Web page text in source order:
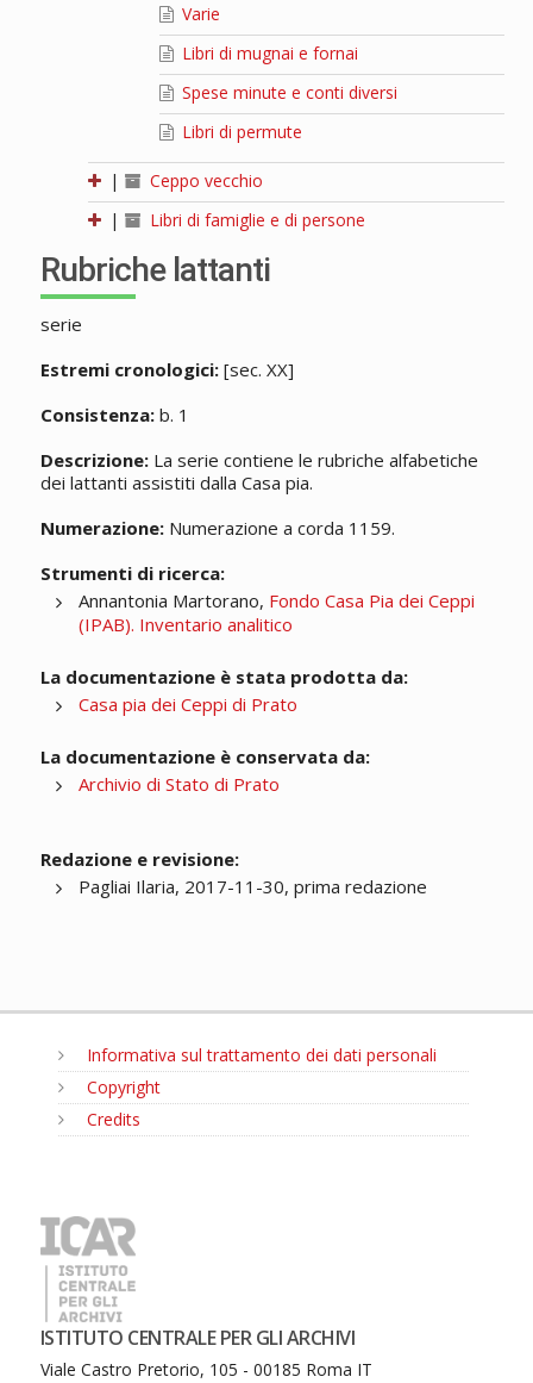
Varie
Libri di mugnai e fornai
Spese minute e conti diversi
Libri di permute
|
Ceppo vecchio
|
Libri di famiglie e di persone
Rubriche lattanti
serie
Estremi cronologici:[sec. XX]
Consistenza:b. 1
Descrizione:La serie contiene le rubriche alfabetiche
dei lattanti assistiti dalla Casa pia.
Numerazione:Numerazione a corda 1159.
Strumenti di ricerca:
Annantonia Martorano, Fondo Casa Pia dei Ceppi
(IPAB). Inventario analitico
La documentazione è stata prodotta da:
Casa pia dei Ceppi di Prato
La documentazione è conservata da:
Archivio di Stato di Prato
Redazione e revisione:
Pagliai Ilaria, 2017-11-30, prima redazione
Informativa sul trattamento dei dati personali
Copyright
Credits
ISTITUTO CENTRALE PER GLI ARCHIVI
Viale Castro Pretorio, 105 - 00185 Roma IT